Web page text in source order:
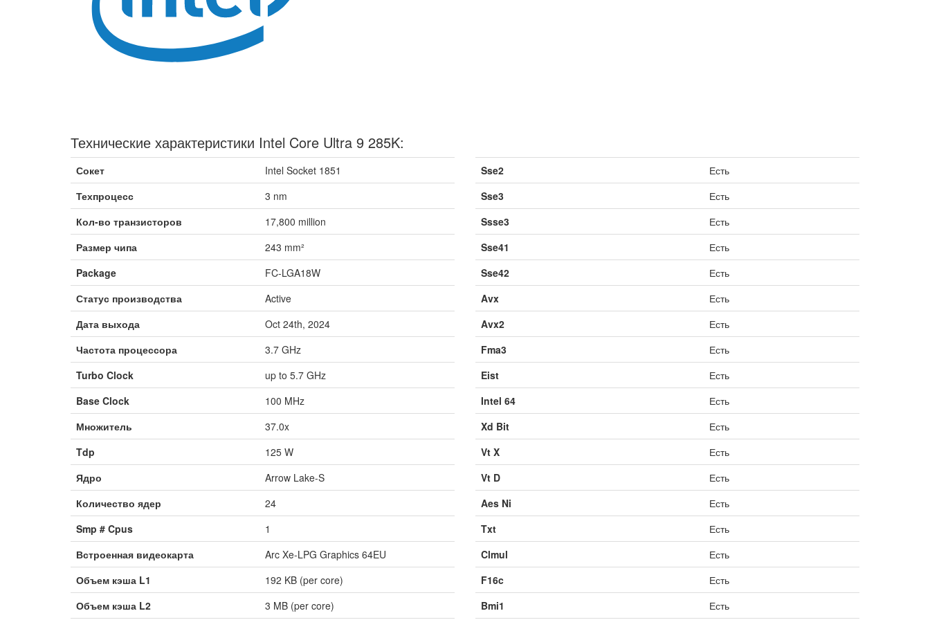
Технические характеристики Intel Core Ultra 9 285K:
Сокет
Intel Socket 1851
Техпроцесс
3 nm
Кол-во транзисторов
17,800 million
Размер чипа
243 mm²
Package
FC-LGA18W
Статус производства
Active
Дата выхода
Oct 24th, 2024
Частота процессора
3.7 GHz
Turbo Clock
up to 5.7 GHz
Base Clock
100 MHz
Множитель
37.0x
Tdp
125 W
Ядро
Arrow Lake-S
Количество ядер
24
Smp # Cpus
1
Встроенная видеокарта
Arc Xe-LPG Graphics 64EU
Объем кэша L1
192 KB (per core)
Объем кэша L2
3 MB (per core)
Sse2
Есть
Sse3
Есть
Ssse3
Есть
Sse41
Есть
Sse42
Есть
Avx
Есть
Avx2
Есть
Fma3
Есть
Eist
Есть
Intel 64
Есть
Xd Bit
Есть
Vt X
Есть
Vt D
Есть
Aes Ni
Есть
Txt
Есть
Clmul
Есть
F16c
Есть
Bmi1
Есть